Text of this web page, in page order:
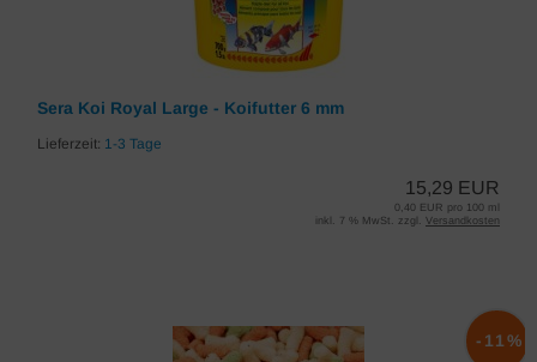
Sera Koi Royal Large - Koifutter 6 mm
Lieferzeit: 1-3 Tage
15,29 EUR
0,40 EUR pro 100 ml
inkl. 7 % MwSt. zzgl. Versandkosten
-11%